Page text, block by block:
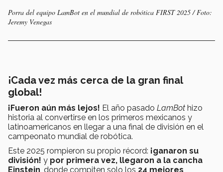
Porra del equipo LamBot en el mundial de robótica FIRST 2025 / Foto:
Jeremy Venegas
¡Cada vez más cerca de la gran final
global!
¡Fueron aún más lejos! El año pasado LamBot hizo
historia al convertirse en los primeros mexicanos y
latinoamericanos en llegar a una final de división en el
campeonato mundial de robótica.
Este 2025 rompieron su propio récord: ¡ganaron su
división! y por primera vez, llegaron a la cancha
Einstein , donde compiten solo los 24 mejores